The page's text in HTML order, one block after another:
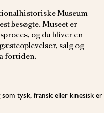
Museum –
besøgte. Museet er
og du bliver en
salg og
fortiden.
tysk, fransk eller kinesisk er